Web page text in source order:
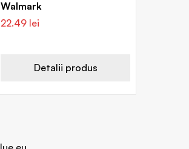
Walmark
22.49 lei
Detalii produs